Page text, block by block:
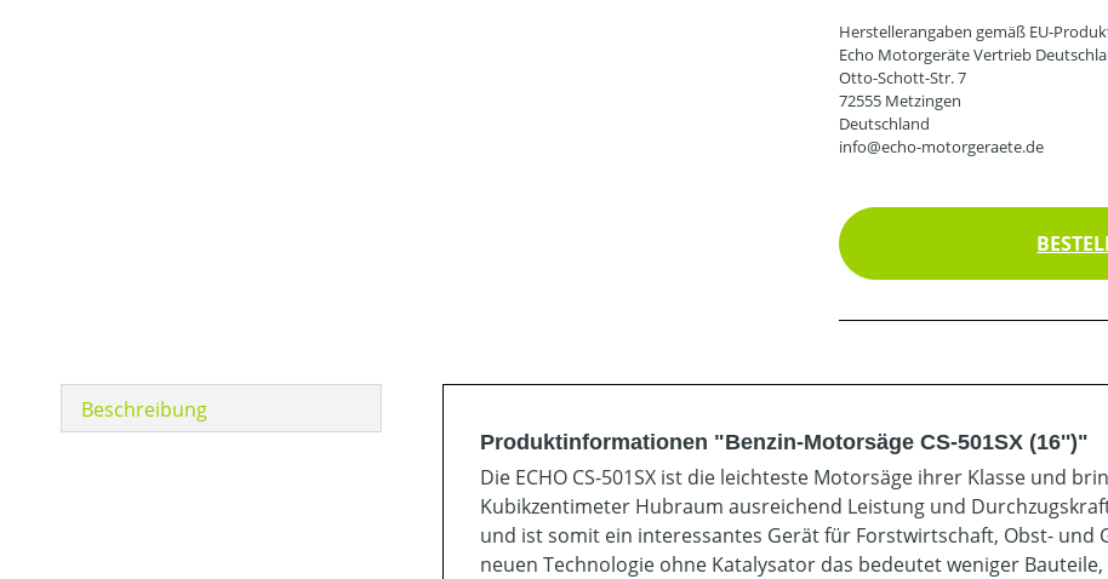
Herstellerangaben gemäß EU-
Echo Motorgeräte Vertrieb
Otto-Schott-Str. 7
72555 Metzingen
Deutschland
info@echo-motorgeraete.de
Beschreibung
Produktinformationen "Benzin-Motorsäge CS-501SX (16'')"
Die ECHO CS-501SX ist die leichteste Motorsäge ihrer Klasse und
Kubikzentimeter Hubraum ausreichend Leistung und
und ist somit ein interessantes Gerät für Forstwirtschaft, Obst- und
neuen Technologie ohne Katalysator das bedeutet weniger